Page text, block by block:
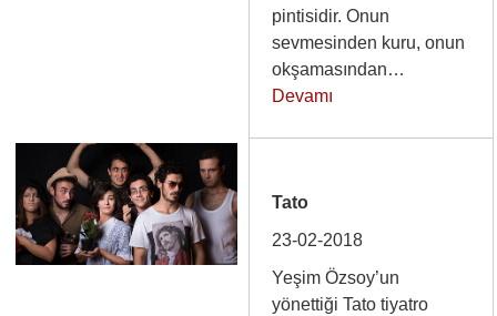
pintisidir. Onun
sevmesinden kuru, onun
okşamasından…
Devamı
Tato
23-02-2018
Yeşim Özsoy’un
yönettiği Tato tiyatro